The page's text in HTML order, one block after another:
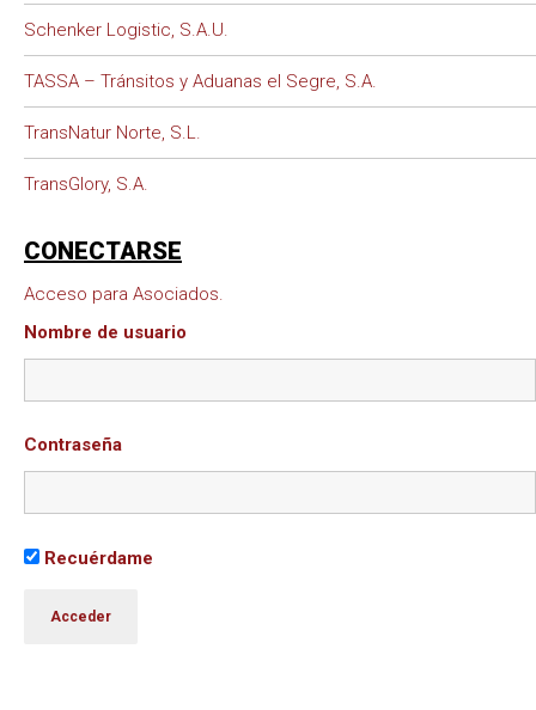
Schenker Logistic, S.A.U.
TASSA – Tránsitos y Aduanas el Segre, S.A.
TransNatur Norte, S.L.
TransGlory, S.A.
CONECTARSE
Acceso para Asociados.
Nombre de usuario
Contraseña
Recuérdame